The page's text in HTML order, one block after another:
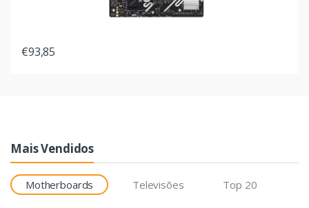
€93,85
Mais Vendidos
Motherboards Televisões Top 20